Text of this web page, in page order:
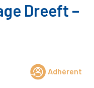
Dreeft –
Adhérent